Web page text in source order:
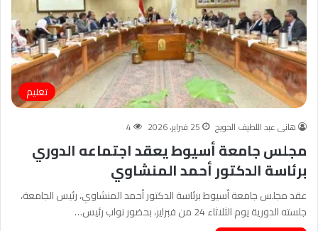
تعليم
هانى عبد اللطيف الحويج 25 فبراير، 2026 4
مجلس جامعة أسيوط يعقد اجتماعه الدوري
برئاسة الدكتور أحمد المنشاوي
عقد مجلس جامعة أسيوط برئاسة الدكتور أحمد المنشاوي، رئيس الجامعة،
جلسته الدورية يوم الثلاثاء 24 من فبراير، بحضور نواب رئيس…